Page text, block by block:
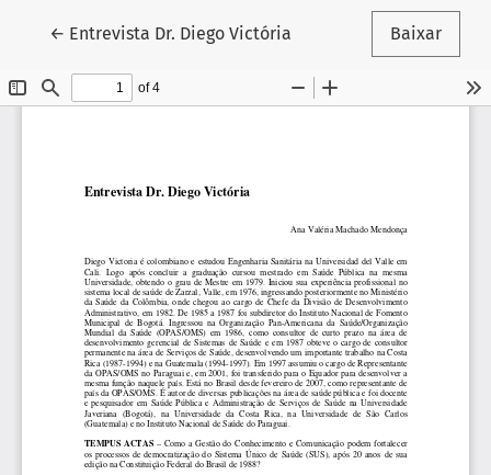
← Voltar aos Detalhes do Artigo
Entrevista Dr. Diego Victória Baixar